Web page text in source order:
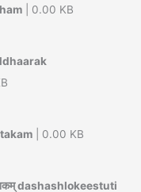
| 0.00 KB
| 0.00 KB
dashashlokeestuti